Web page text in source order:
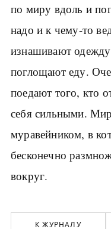
по миру вдоль и
надо и к чему-то
изнашивают
поглощают еду.
поедают того, кто
себя сильными.
муравейником, в
бесконечно
вокруг.
К ЖУРНАЛУ